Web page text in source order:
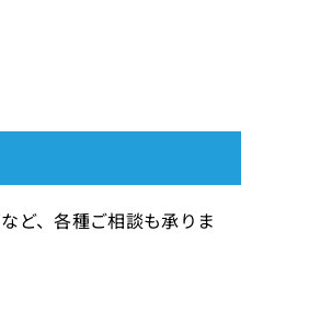
ど、各種ご相談も承りま